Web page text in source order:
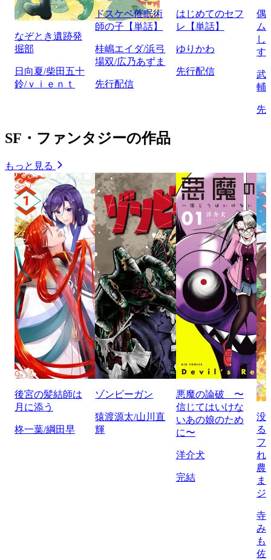
なぞとき遺跡発
掘部
日向夏/柴田五十
鈴/ｖｉｅｎｔ
ドスケベ催眠術
師の子【単話】
桂嶋エイダ/浜弓
場双/広乃あずま
先行配信
はじめてのセフ
レ【単話】
ゆりかわ
先行配信
偶
ム
し
す
武
輔
先
SF・ファンタジーの作品
もっと見る
後宮の髪結師は
月に添う
柊一葉/綱田早
ゾンビーガン
猿渡源太/山川直
輝
悪魔の論破 〜
信じてはいけな
いあの娘のため
に〜
洋介犬
完結
没
る
フ
れ
農
ま
ジ
寺
み
も
佐